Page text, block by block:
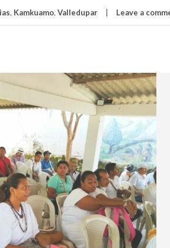
, Kamkuamo, Valledupar Leave a